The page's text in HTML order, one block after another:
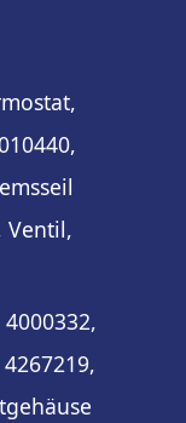
Ventil,
4000332,
4267219,